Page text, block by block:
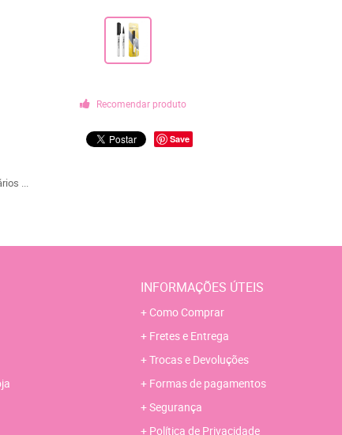
Recomendar produto
Save
...
INFORMAÇÕES ÚTEIS
Como Comprar
Fretes e Entrega
Trocas e Devoluções
Formas de pagamentos
Segurança
Política de Privacidade